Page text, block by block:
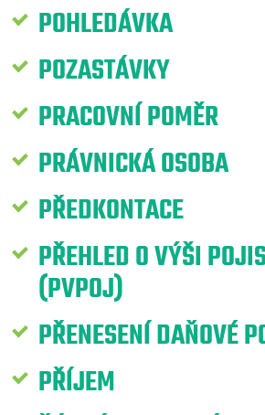
POHLEDÁVKA
POZASTÁVKY
PRACOVNÍ POMĚR
PRÁVNICKÁ OSOBA
PŘEDKONTACE
PŘEHLED O VÝŠI
(PVPOJ)
PŘENESENÍ DAŇOVÉ
PŘÍJEM